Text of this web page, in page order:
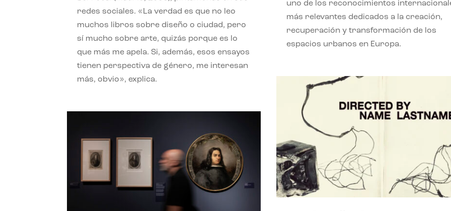
redes sociales. «La verdad es que no leo
muchos libros sobre diseño o ciudad, pero
sí mucho sobre arte, quizás porque es lo
que más me apela. Si, además, esos ensayos
tienen perspectiva de género, me interesan
más, obvio», explica.
uno de los reconocimientos
más relevantes dedicados a la creación,
recuperación y transformación de los
espacios urbanos en Europa.